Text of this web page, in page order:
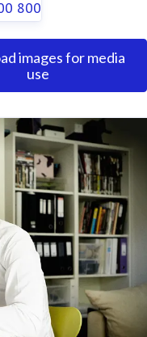
800
images for media
use